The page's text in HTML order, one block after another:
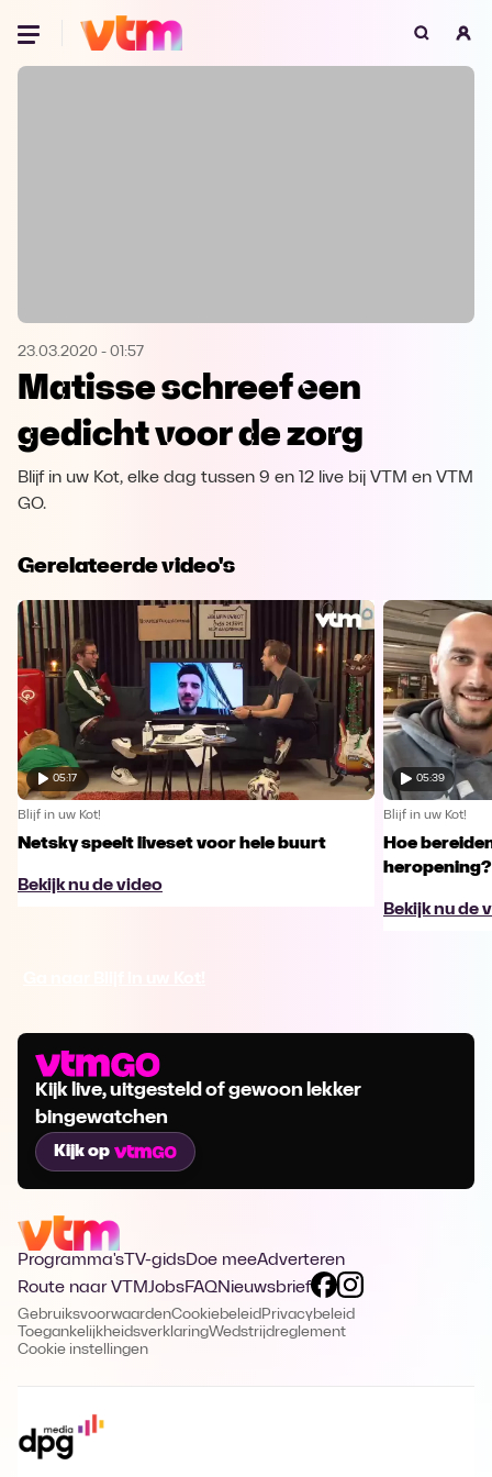
Oeps, browser niet ondersteund
Microsoft Edge Download
Opera Download
23.03.2020 - 01:57
Matisse schreef een
gedicht voor de zorg
Blijf in uw Kot, elke dag tussen 9 en 12 live bij VTM en VTM
GO.
Gerelateerde video's
05:17
Blijf in uw Kot!
Netsky speelt liveset voor hele buurt
Bekijk nu de video
05:39
Blijf in uw Kot!
Hoe
heropening?
Bekijk nu de
Kijk live, uitgesteld of gewoon lekker
bingewatchen
Kijk op
Programma's TV-gidsDoe meeAdverteren
Route naar VTMJobsFAQNieuwsbrief
GebruiksvoorwaardenCookiebeleid Privacybeleid
ToegankelijkheidsverklaringWedstrijdreglement
Cookie instellingen